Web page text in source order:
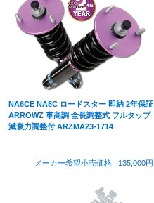
NA6CE NA8C ロードスター 即納 2年保証
ARROWZ 車高調 全長調整式 フルタップ
減衰力調整付 ARZMA23-1714
メーカー希望小売価格 135,000円